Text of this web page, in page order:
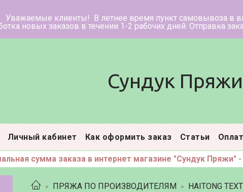
В летнее время пункт
в течении 1-2 рабочих дней.
Сундук Пряжи
Личный кабинет Как оформить заказ Статьи
сумма заказа в интернет магазине "Сундук Пряжи" -
ПРЯЖА ПО ПРОИЗВОДИТЕЛЯМ HAITONG